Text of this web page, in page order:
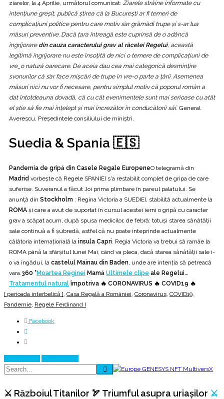
ziarelor, la 4 Aprilie, următorul comunicat: Ziarele străine informate cu
intențiune greșit, publică știrea că la București ar fi temeri de
complicațiuni politice pentru care motiv s’ar grămădi trupe și s-ar lua
măsuri preventive. Dacă țara întreagă este cuprinsă de o adâncă
îngrijorare din cauza caracterului grav al răcelei Regelui, această
legitimă îngrijorare nu este însoțită de nici o temere de complicațiuni de
vre_o natură oarecare. De aceia dau cea mai categorică desmințire
svonurilor că s’ar face mișcări de trupe în vre-o parte a țării. Asemenea
măsuri nici nu vor fi necesare, pentru simplul motiv că poporul român a
dat întotdeauna dovadă, că cu cât evenimentele sunt mai serioase cu atât
el știe să fie mai înțelept și mai încrezător în conducătorii săi. General
Averescu, Președintele consiliului de miniștri.
Suedia & Spania 🇪🇸
Pandemia de gripă din Casele Regale EuropeneO telegramă din
Madrid vorbește că Regele SPANIEI s'a restabilit complet de gripa de care
suferise. Suveranul a făcut Joi prima plimbare în pareul palatului. Se
anunță din Stockholm : Regina Victoria a SUEDIEI, stabilită actualmente la
ROMA și care a avut de suportat în cursul acestei ierni o gripă cu caracter
grav a scăpat acum, după spusa medicilor, de febră: totuși starea sănătății
sale continuă a fi șubredă, astfel că nu poate inteprinde actualmente
călătoria internațională la insula Capri . Regia Victoria va trebui să ramâe la
ROMA până la sfârșitul lunei Mai, când va pleca, dacă starea sănătății sale i-
o va îngădui, la castelul Mainau din Baden , unde are intenția să petreacă
vara. 360 °Moartea Reginei Mamă Ultimele clipe ale Regelui…
Tratamentul natural împotriva 🔥 CORONAVIRUS 🔥 COVID19 🔥
[ perioada interbelică ] Casa Regală a României Coronavirus COVID19
Pandemie Regele Ferdinand I
Facebook
⚔️ Războiul Titanilor 🏹 Triumful asupra uriașilor ⚔️